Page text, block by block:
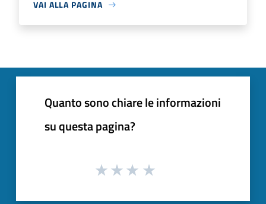
VAI ALLA PAGINA
Quanto sono chiare le informazioni
su questa pagina?